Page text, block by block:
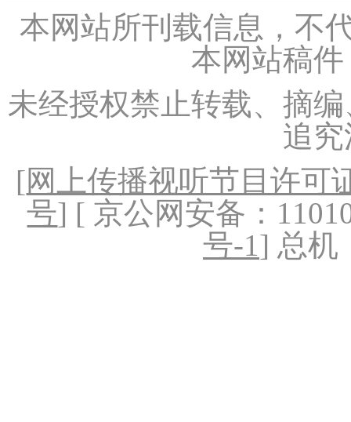
本网站所刊载信息，不
本网站稿
未经授权禁止转载、摘
追
[网上传播视听节目许可
号] [ 京公网安备：
号-1] 总机